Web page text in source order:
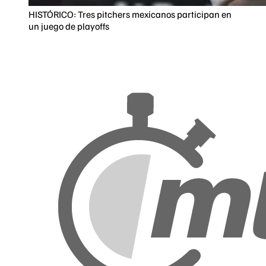
HISTÓRICO: Tres pitchers mexicanos participan en
un juego de playoffs